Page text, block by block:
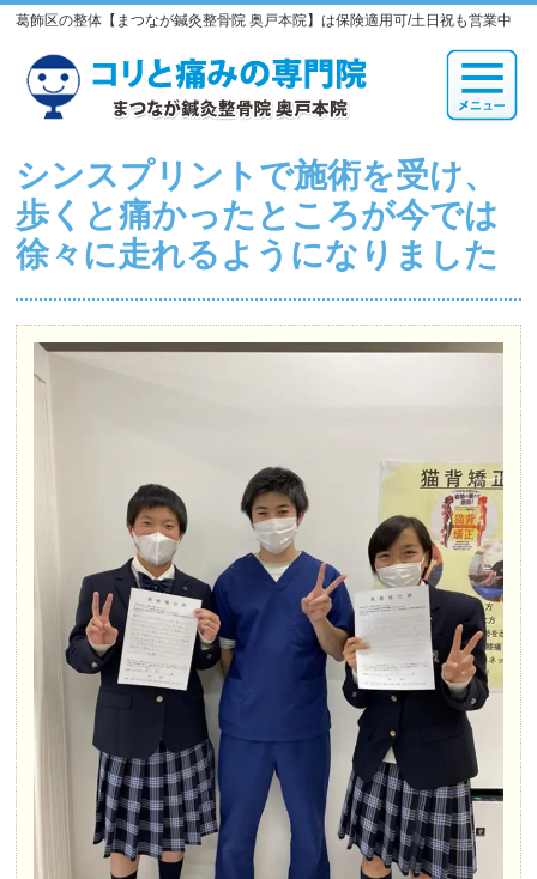
葛飾区の整体【まつなが鍼灸整骨院 奥戸本院】は保険適用可/土日祝も営業中
シンスプリントで施術を受け、
歩くと痛かったところが今では
徐々に走れるようになりました